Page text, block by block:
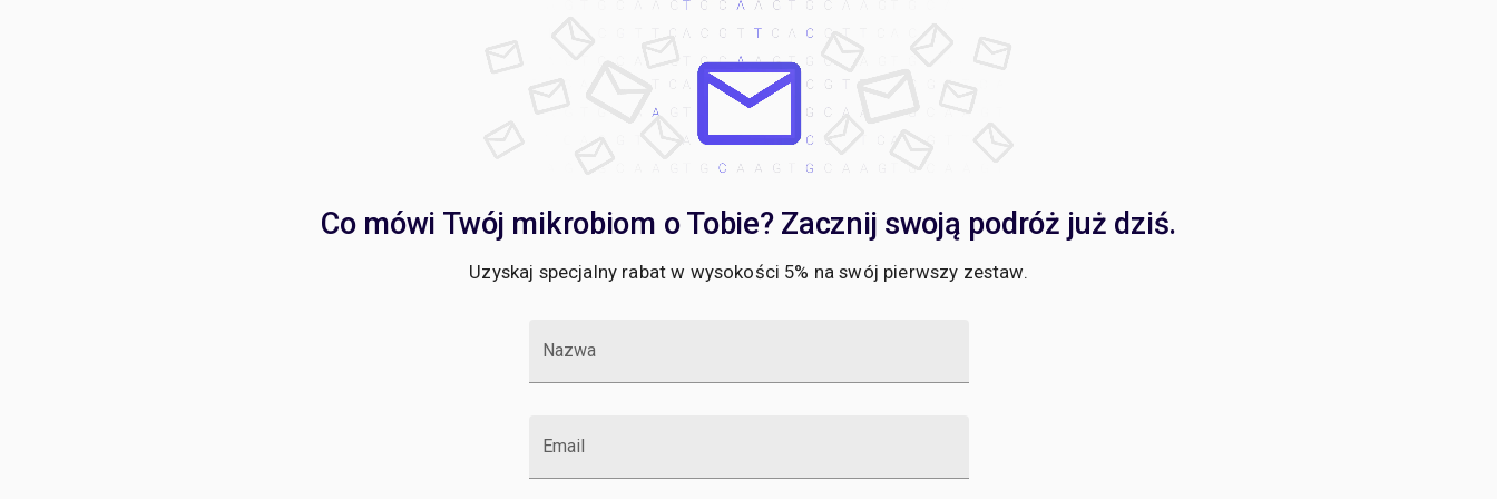
Co mówi Twój mikrobiom o Tobie? Zacznij swoją podróż już dziś.
Uzyskaj specjalny rabat w wysokości 5% na swój pierwszy zestaw.
Nazwa
Email